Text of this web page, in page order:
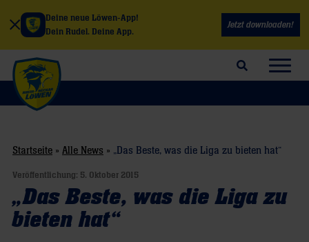
Deine neue Löwen-App!
Dein Rudel. Deine App.
Jetzt downloaden!
Suchfeld öffnen
Startseite » Alle News » „Das Beste, was die Liga zu bieten hat“
Veröffentlichung: 5. Oktober 2015
„Das Beste, was die Liga zu
bieten hat“